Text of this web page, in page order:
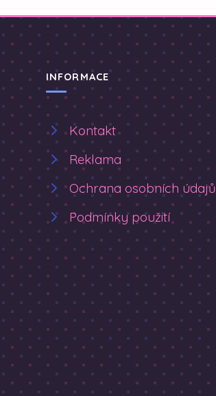
INFORMACE
Kontakt
Reklama
Ochrana osobních údajů
Podmínky použití